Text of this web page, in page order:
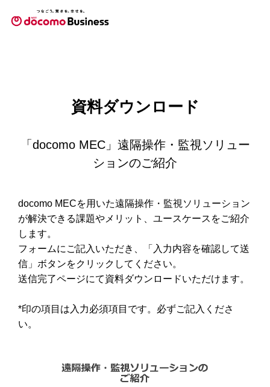
資料ダウンロード
「docomo MEC」遠隔操作・監視ソリュー
ションのご紹介
docomo MECを用いた遠隔操作・監視ソリューション
が解決できる課題やメリット、ユースケースをご紹介
します。
フォームにご記入いただき、「入力内容を確認して送
信」ボタンをクリックしてください。
送信完了ページにて資料ダウンロードいただけます。
*印の項目は入力必須項目です。必ずご記入くださ
い。